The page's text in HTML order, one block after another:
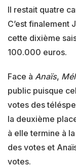
Il restait quatre
C’est finalement
cette dixième
100.000 euros.
Face à Anaïs,
public puisque
votes des
la deuxième
à elle termine à
des votes et
votes.